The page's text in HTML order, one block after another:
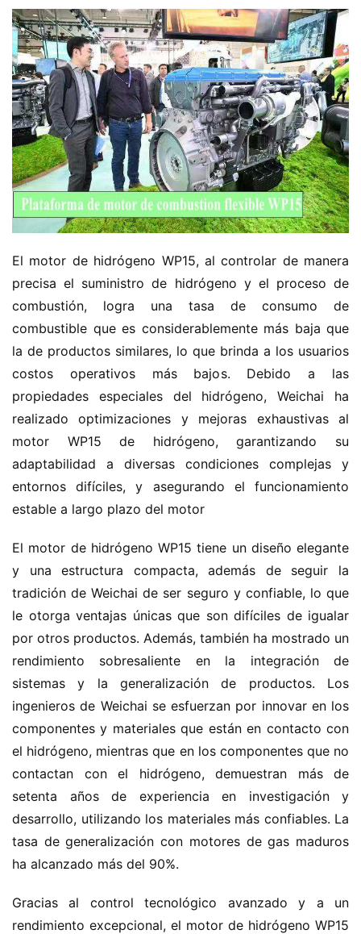
o
C
a
m
i
ó
n
d
e
n
u
e
v
e
n
e
r
g
í
Sign in Sign up
El motor de hidrógeno WP15, al controlar de manera
precisa el suministro de hidrógeno y el proceso de
combustión, logra una tasa de consumo de
combustible que es considerablemente más baja que
la de productos similares, lo que brinda a los usuarios
costos operativos más bajos. Debido a las
propiedades especiales del hidrógeno, Weichai ha
realizado optimizaciones y mejoras exhaustivas al
motor WP15 de hidrógeno, garantizando su
adaptabilidad a diversas condiciones complejas y
entornos difíciles, y asegurando el funcionamiento
estable a largo plazo del motor
El motor de hidrógeno WP15 tiene un diseño elegante
y una estructura compacta, además de seguir la
tradición de Weichai de ser seguro y confiable, lo que
le otorga ventajas únicas que son difíciles de igualar
por otros productos. Además, también ha mostrado un
rendimiento sobresaliente en la integración de
sistemas y la generalización de productos. Los
ingenieros de Weichai se esfuerzan por innovar en los
componentes y materiales que están en contacto con
el hidrógeno, mientras que en los componentes que no
contactan con el hidrógeno, demuestran más de
setenta años de experiencia en investigación y
desarrollo, utilizando los materiales más confiables. La
tasa de generalización con motores de gas maduros
ha alcanzado más del 90%.
Gracias al control tecnológico avanzado y a un
rendimiento excepcional, el motor de hidrógeno WP15